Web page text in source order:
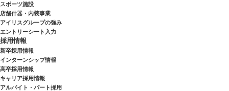
スポーツ施設
店舗什器・内装事業
アイリスグループの強み
エントリーシート入力
採用情報
新卒採用情報
インターンシップ情報
高卒採用情報
キャリア採用情報
アルバイト・パート採用